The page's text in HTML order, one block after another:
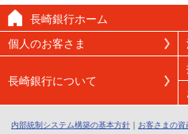
長崎銀行ホーム
個人のお客さま
長崎銀行について
内部統制システム構築の基本方針 お客さまの資